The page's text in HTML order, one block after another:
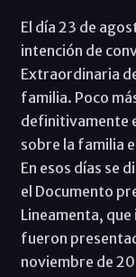
El día 23 de
intención de
Extraordinaria
familia. Poco
definitivamente
sobre la familia
En esos días se
el Documento
Lineamenta,
fueron
noviembre de